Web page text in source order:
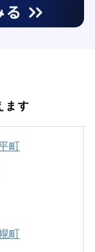
ます
町
町